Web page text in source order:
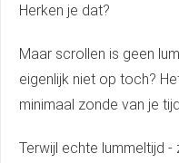
Herken je dat?
Maar scrollen is geen
eigenlijk niet op toch?
minimaal zonde van je
Terwijl echte lummeltijd